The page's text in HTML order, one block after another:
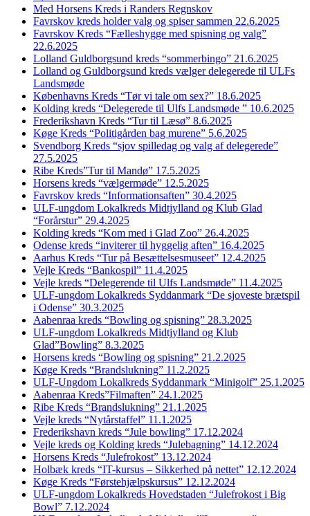
Med Horsens Kreds i Randers Regnskov
Favrskov kreds holder valg og spiser sammen 22.6.2025
Favrskov Kreds “Fælleshygge med spisning og valg”
22.6.2025
Lolland Guldborgsund kreds “sommerbingo” 21.6.2025
Lolland og Guldborgsund kreds vælger delegerede til ULFs
Landsmøde
Københavns Kreds “Tør vi tale om sex?” 18.6.2025
Kolding kreds “Delegerede til Ulfs Landsmøde ” 10.6.2025
Frederikshavn Kreds “Tur til Læsø” 8.6.2025
Køge Kreds “Politigården bag murene” 5.6.2025
Svendborg Kreds “sjov spilledag og valg af delegerede”
27.5.2025
Ribe Kreds”Tur til Mandø” 17.5.2025
Horsens kreds “vælgermøde” 12.5.2025
Favrskov kreds “Informationsaften” 30.4.2025
ULF-ungdom Lokalkreds Midtjylland og Klub Glad
“Forårstur” 29.4.2025
Kolding kreds “Kom med i Glad Zoo” 26.4.2025
Odense kreds “inviterer til hyggelig aften” 16.4.2025
Aarhus Kreds “Tur på Besættelsesmuseet” 12.4.2025
Vejle Kreds “Bankospil” 11.4.2025
Vejle kreds “Delegerende til Ulfs Landsmøde” 11.4.2025
ULF-ungdom Lokalkreds Syddanmark “De sjoveste brætspil
i Odense” 30.3.2025
Aabenraa kreds “Bowling og spisning” 28.3.2025
ULF-ungdom Lokalkreds Midtjylland og Klub
Glad”Bowling” 8.3.2025
Horsens kreds “Bowling og spisning” 21.2.2025
Køge Kreds “Brandslukning” 11.2.2025
ULF-Ungdom Lokalkreds Syddanmark “Minigolf” 25.1.2025
Aabenraa Kreds”Filmaften” 24.1.2025
Ribe Kreds “Brandslukning” 21.1.2025
Vejle kreds “Nytårstaffel” 11.1.2025
Frederikshavn kreds “Jule bowling” 17.12.2024
Vejle kreds og Kolding kreds “Julebagning” 14.12.2024
Horsens Kreds “Julefrokost” 13.12.2024
Holbæk kreds “IT-kursus – Sikkerhed på nettet” 12.12.2024
Køge Kreds “Førstehjælpskursus” 12.12.2024
ULF-ungdom Lokalkreds Hovedstaden “Julefrokost i Big
Bowl” 7.12.2024